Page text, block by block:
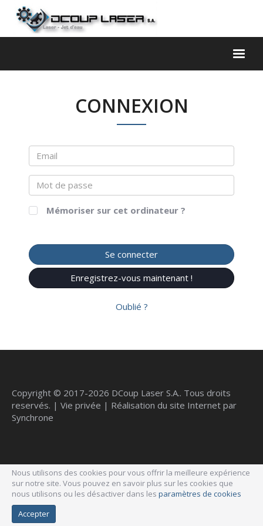
CONNEXION
Mémoriser sur cet ordinateur ?
Se connecter
Enregistrez-vous maintenant !
Oublié ?
Copyright © 2017-2026 DCoup Laser S.A.. Tous droits
reservés. | Vie privée | Réalisation du site Internet par
Synchrone
Nous utilisons des cookies pour vous offrir la meilleure expérience
sur notre site. Vous pouvez en savoir plus sur les cookies que
nous utilisons ou les désactiver dans les paramètres de cookies
Accepter